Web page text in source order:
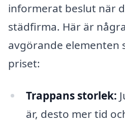
informerat beslut när
städfirma. Här är
avgörande elementen
priset:
Trappans storlek:
är, desto mer tid